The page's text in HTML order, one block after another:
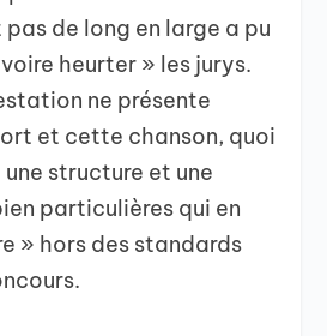
de long en large a pu
heurter » les jurys.
ne présente
et cette chanson, quoi
une structure et une
particulières qui en
» hors des standards